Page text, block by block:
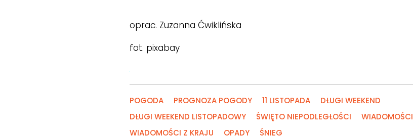
oprac. Zuzanna Ćwiklińska
fot. pixabay
POGODA PROGNOZA POGODY 11 LISTOPADA
DŁUGI WEEKEND
DŁUGI WEEKEND LISTOPADOWY
ŚWIĘTO NIEPODLEGŁOŚCI
WIADOMOŚCI
WIADOMOŚCI Z KRAJU
OPADY ŚNIEG